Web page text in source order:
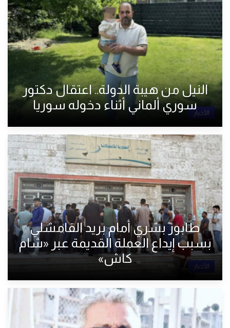
الأخبار
النيل من هيبة الدولة.. اعتقال دكتور
سوري ألماني أثناء دخوله سوريا
الأخبار
طابور بشري أمام بريد القامشلي
بسبب إيداع العملة القديمة عبر «شام
كاش»